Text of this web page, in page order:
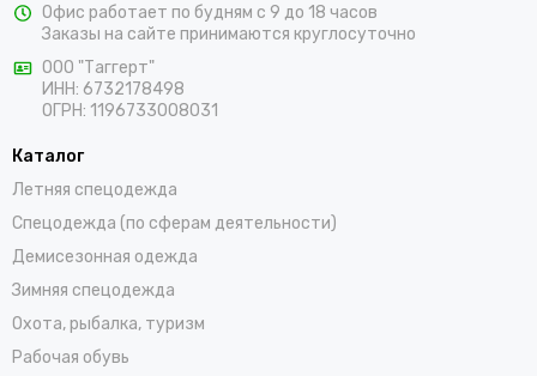
предлагаем выбрать костюмы, комбинезоны, куртки, халаты,
жилеты, фартуки, головные уборы и трикотажные изделия для
работы. Доставка заказов осуществляется по Никольску и
всей России проверенными транспортными компаниями.
Офис работает по будням с 9 до 18 часов
Заказы на сайте принимаются круглосуточно
ООО "Таггерт"
ИНН: 6732178498
ОГРН: 1196733008031
Каталог
Летняя спецодежда
Спецодежда (по сферам деятельности)
Демисезонная одежда
Зимняя спецодежда
Охота, рыбалка, туризм
Рабочая обувь